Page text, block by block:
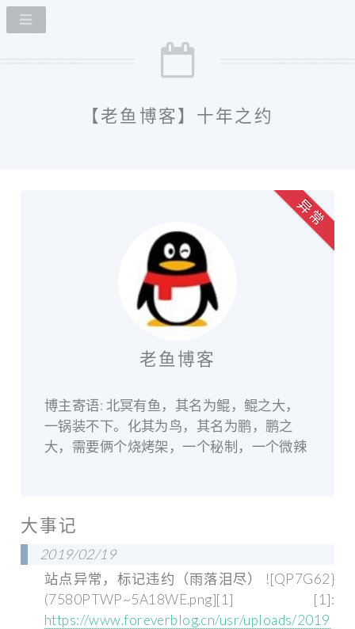
【老鱼博客】十年之约
老鱼博客
博主寄语: 北冥有鱼，其名为鲲，鲲之大，
一锅装不下。化其为鸟，其名为鹏，鹏之
大，需要俩个烧烤架，一个秘制，一个微辣
异 常
大事记
2019/02/19
站点异常，标记违约（雨落泪尽） ![QP7G62}
(7580PTWP~5A18WE.png][1] [1]:
https://www.foreverblog.cn/usr/uploads/2019